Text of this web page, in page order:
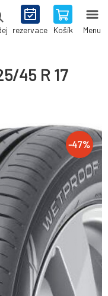
rezervace Košík Menu
45 R 17
-47%